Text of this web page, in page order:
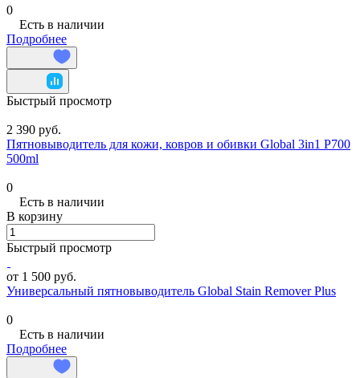
0
Есть в наличии
Подробнее
Быстрый просмотр
2 390 руб.
Пятновыводитель для кожи, ковров и обивки Global 3in1 P700
500ml
0
Есть в наличии
В корзину
Быстрый просмотр
от 1 500 руб.
Универсальный пятновыводитель Global Stain Remover Plus
0
Есть в наличии
Подробнее